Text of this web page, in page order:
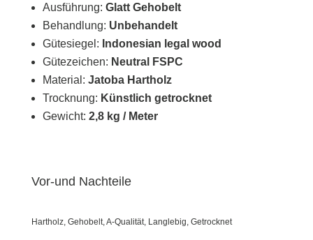
Ausführung: Glatt Gehobelt
Behandlung: Unbehandelt
Gütesiegel: Indonesian legal wood
Gütezeichen: Neutral FSPC
Material: Jatoba Hartholz
Trocknung: Künstlich getrocknet
Gewicht: 2,8 kg / Meter
Vor-und Nachteile
Hartholz, Gehobelt, A-Qualität, Langlebig, Getrocknet